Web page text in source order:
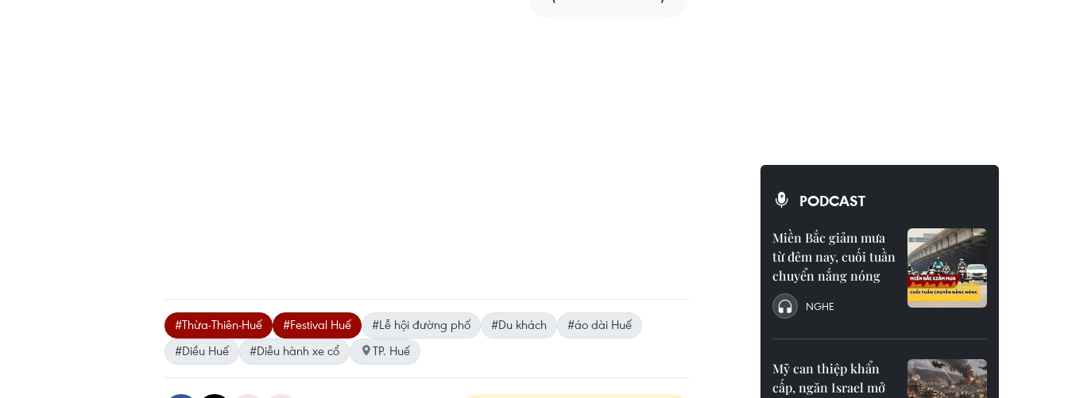
#Thừa-Thiên-Huế #Festival Huế #Lễ hội đường phố #Du khách
#áo dài Huế
#Diều Huế
#Diễu hành xe cổ TP. Huế
PODCAST
Miền Bắc giảm mưa
từ đêm nay, cuối tuần
chuyển nắng nóng
NGHE
Mỹ can thiệp khẩn
cấp, ngăn Israel mở